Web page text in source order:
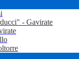
- Gavirate